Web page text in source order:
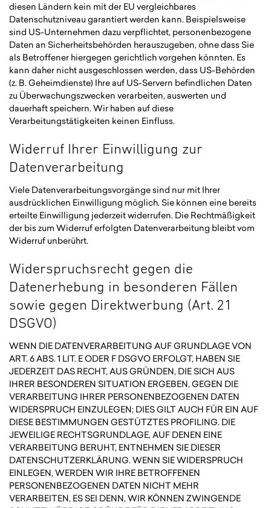
diesen Ländern kein mit der EU vergleichbares
Datenschutzniveau garantiert werden kann. Beispielsweise
sind US-Unternehmen dazu verpflichtet, personenbezogene
Daten an Sicherheitsbehörden herauszugeben, ohne dass Sie
als Betroffener hiergegen gerichtlich vorgehen könnten. Es
kann daher nicht ausgeschlossen werden, dass US-Behörden
(z. B. Geheimdienste) Ihre auf US-Servern befindlichen Daten
zu Überwachungszwecken verarbeiten, auswerten und
dauerhaft speichern. Wir haben auf diese
Verarbeitungstätigkeiten keinen Einfluss.
Widerruf Ihrer Einwilligung zur
Datenverarbeitung
Viele Datenverarbeitungsvorgänge sind nur mit Ihrer
ausdrücklichen Einwilligung möglich. Sie können eine bereits
erteilte Einwilligung jederzeit widerrufen. Die Rechtmäßigkeit
der bis zum Widerruf erfolgten Datenverarbeitung bleibt vom
Widerruf unberührt.
Widerspruchsrecht gegen die
Datenerhebung in besonderen Fällen
sowie gegen Direktwerbung (Art. 21
DSGVO)
WENN DIE DATENVERARBEITUNG AUF GRUNDLAGE VON
ART. 6 ABS. 1 LIT. E ODER F DSGVO ERFOLGT, HABEN SIE
JEDERZEIT DAS RECHT, AUS GRÜNDEN, DIE SICH AUS
IHRER BESONDEREN SITUATION ERGEBEN, GEGEN DIE
VERARBEITUNG IHRER PERSONENBEZOGENEN DATEN
WIDERSPRUCH EINZULEGEN; DIES GILT AUCH FÜR EIN AUF
DIESE BESTIMMUNGEN GESTÜTZTES PROFILING. DIE
JEWEILIGE RECHTSGRUNDLAGE, AUF DENEN EINE
VERARBEITUNG BERUHT, ENTNEHMEN SIE DIESER
DATENSCHUTZERKLÄRUNG. WENN SIE WIDERSPRUCH
EINLEGEN, WERDEN WIR IHRE BETROFFENEN
PERSONENBEZOGENEN DATEN NICHT MEHR
VERARBEITEN, ES SEI DENN, WIR KÖNNEN ZWINGENDE